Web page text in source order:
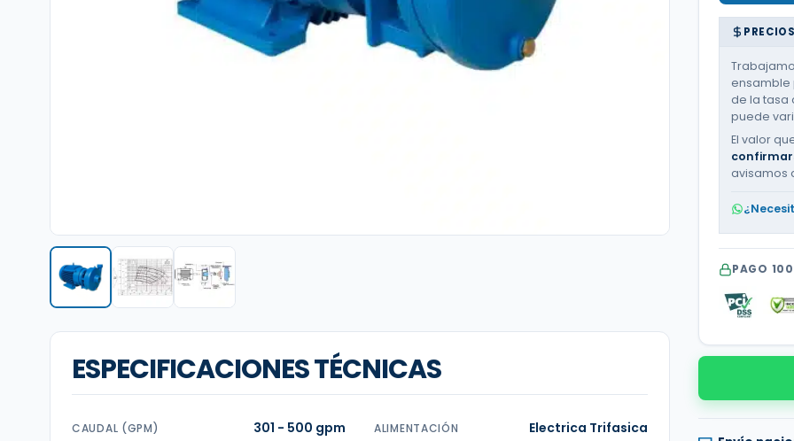
ensamble
de la tasa
puede
El valor
avisamos
PAGO
ESPECIFICACIONES TÉCNICAS
CAUDAL (GPM) 301 - 500 gpm ALIMENTACIÓN Electrica Trifasica